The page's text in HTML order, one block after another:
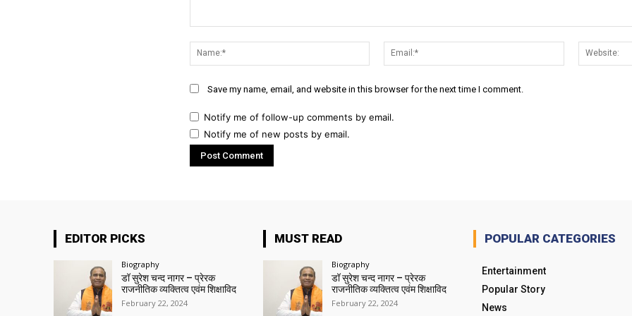
Name:*
Email:*
Save my name, email, and website in this browser for the next time I comment.
Notify me of follow-up comments by email.
Notify me of new posts by email.
EDITOR PICKS
Biography
डॉ सुरेश चन्द नागर – प्रेरक
राजनीतिक व्यक्तित्व एवंम शिक्षाविद
February 22, 2024
MUST READ
Biography
डॉ सुरेश चन्द नागर – प्रेरक
राजनीतिक व्यक्तित्व एवंम शिक्षाविद
February 22, 2024
POPULAR CATEGORIES
Entertainment
Popular Story
News